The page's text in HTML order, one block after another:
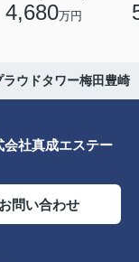
4,680万円
ラウドタワー梅田豊崎
社真成エステー
問い合わせ